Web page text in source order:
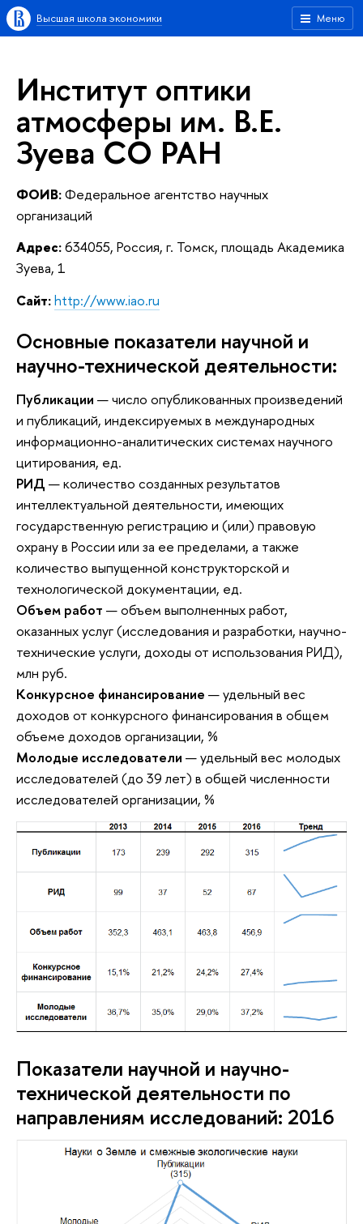
Меню
Высшая школа экономики
Институт оптики
атмосферы им. В.Е.
Зуева СО РАН
ФОИВ:Федеральное агентство научных
организаций
Адрес:634055, Россия, г. Томск, площадь Академика
Зуева, 1
Сайт:http://www.iao.ru
Основные показатели научной и
научно-технической деятельности:
Публикации — число опубликованных произведений
и публикаций, индексируемых в международных
информационно-аналитических системах научного
цитирования, ед.
РИД — количество созданных результатов
интеллектуальной деятельности, имеющих
государственную регистрацию и (или) правовую
охрану в России или за ее пределами, а также
количество выпущенной конструкторской и
технологической документации, ед.
Объем работ — объем выполненных работ,
оказанных услуг (исследования и разработки, научно-
технические услуги, доходы от использования РИД),
млн руб.
Конкурсное финансирование — удельный вес
доходов от конкурсного финансирования в общем
объеме доходов организации, %
Молодые исследователи — удельный вес молодых
исследователей (до 39 лет) в общей численности
исследователей организации, %
Показатели научной и научно-
технической деятельности по
направлениям исследований: 2016